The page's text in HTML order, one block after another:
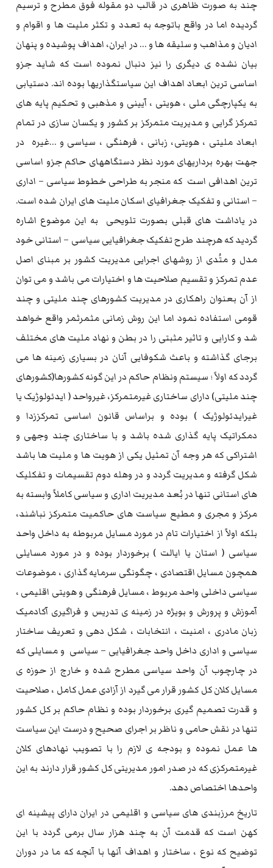
چند به صورت ظاهری در قالب دو مقوله فوق مطرح و ترسیم
گردیده اما در واقع باتوجه به تعدد و تکثر ملیت ها و اقوام و
ادیان و مذاهب و سلیقه ها و … در ایران، اهداف پوشیده و پنهان
بیان نشده ی دیگری را نیز دنبال نموده است که شاید جزو
اساسی ترین ابعاد اهداف این سیاستگذاریها بوده اند. دستیابی
به یکپارچگی ملی ، هویتی ، آیینی و مذهبی و تحکیم پایه های
تمرکز گرایی و مدیریت متمرکز بر کشور و یکسان سازی در تمام
ابعاد ملیتی ، هویتی، زبانی ، فرهنگی ، سیاسی و …غیره در
جهت بهره برداریهای مورد نظر دستگاههای حاکم جزو اساسی
ترین اهدافی است که منجر به طراحی خطوط سیاسی – اداری
– استانی و تفکیک جغرافیای اسکان ملیت های ایران شده است.
در یاداشت های قبلی بصورت تلویحی به این موضوع اشاره
گردید که هرچند طرح تفکیک جغرافیایی سیاسی – استانی خود
مدل و متُدی از روشهای اجرایی مدیریت کشور بر مبنای اصل
عدم تمرکز و تقسیم صلاحیت ها و اختیارات می باشد و می توان
از آن بعنوان راهکاری در مدیریت کشورهای چند ملیتی و چند
قومی استفاده نمود اما این روش زمانی مثمرثمر واقع خواهد
شد و کارایی و تاثیر مثبتی را در بطن و نهاد ملیت های مختلف
برجای گذاشته و باعث شکوفایی آنان در بسیاری زمینه ها می
گردد که اولاً ؛ سیستم ونظام حاکم در این گونه کشورها(کشورهای
چند ملیتی) دارای ساختاری غیرمتمرکز، غیرواحد ( ایدئولوژیک یا
غیرایدئولوژیک ) بوده و براساس قانون اساسی تمرکززدا و
دمکراتیک پایه گذاری شده باشد و با ساختاری چند وجهی و
اشتراکی که هر وجه آن تمثیل یکی از هویت ها و ملیت ها باشد
شکل گرفته و مدیریت گردد و در وهله دوم تقسیمات و تفکلیک
های استانی تنها در بُعد مدیریت اداری و سیاسی کاملاً وابسته به
مرکز و مجری و مطیع سیاست های حاکمیت متمرکز نباشند،
بلکه اولاً از اختیارات تام در مورد مسایل مربوطه به داخل واحد
سیاسی ( استان یا ایالت ) برخوردار بوده و در مورد مسایلی
همچون مسایل اقتصادی ، چگونگی سرمایه گذاری ، موضوعات
سیاسی داخلی واحد مربوط ، مسایل فرهنگی و هویتی اقلیمی ،
آموزش و پرورش و بویژه در زمینه ی تدریس و فراگیری آکادمیک
زبان مادری ، امنیت ، انتخابات ، شکل دهی و تعریف ساختار
سیاسی و اداری داخل واحد جغرافیایی – سیاسی و مسایلی که
در چارچوب آن واحد سیاسی مطرح شده و خارج از حوزه ی
مسایل کلان کل کشور قرار می گیرد از آزادی عمل کامل ، صلاحیت
و قدرت تصمیم گیری برخوردار بوده و نظام حاکم بر کل کشور
تنها در نقش حامی و ناظر بر اجرای صحیح و درست این سیاست
ها عمل نموده و بودجه ی لازم را با تصویب نهادهای کلان
غیرمتمرکزی که در صدر امور مدیریتی کل کشور قرار دارند به این
واحدها اختصاص دهد.
تاریخ مرزبندی های سیاسی و اقلیمی در ایران دارای پیشینه ای
کهن است که قدمت آن به چند هزار سال برمی گردد با این
توضیح که نوع ، ساختار و اهداف آنها با آنچه که ما در دوران